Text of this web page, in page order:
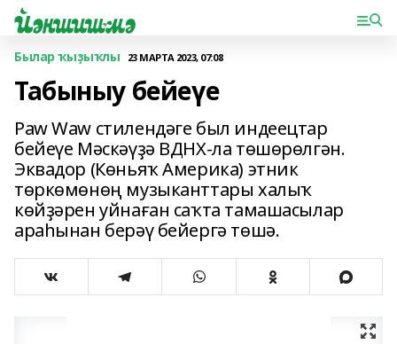
Былар ҡыҙыҡлы 23 МАРТА 2023, 07:08
Табыныу бейеүе
Paw Waw стилендәге был индеецтар
бейеүе Мәскәүҙә ВДНХ-ла төшөрөлгән.
Эквадор (Көньяҡ Америка) этник
төркөмөнөң музыканттары халыҡ
көйҙәрен уйнаған саҡта тамашасылар
араһынан берәү бейергә төшә.